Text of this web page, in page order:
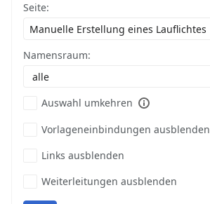
Seite:
Namensraum:
Auswahl umkehren
Vorlageneinbindungen ausblenden
Links ausblenden
Weiterleitungen ausblenden